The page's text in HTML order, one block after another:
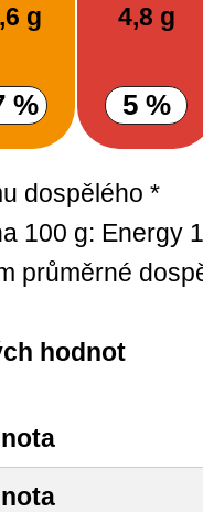
g
%
4,8 g
5 %
dospělého *
100 g: Energy
průměrné
hodnot